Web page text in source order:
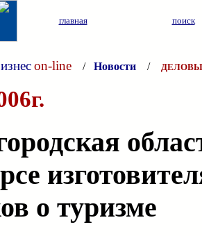
главная поиск
on-line / Новости /
о туризме